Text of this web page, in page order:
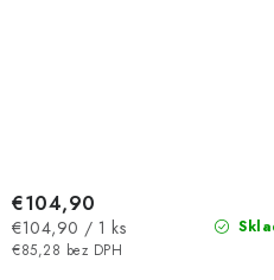
€85,28 bez DPH
€104,90
Jednotková
cena:
€104,90 / 1 ks